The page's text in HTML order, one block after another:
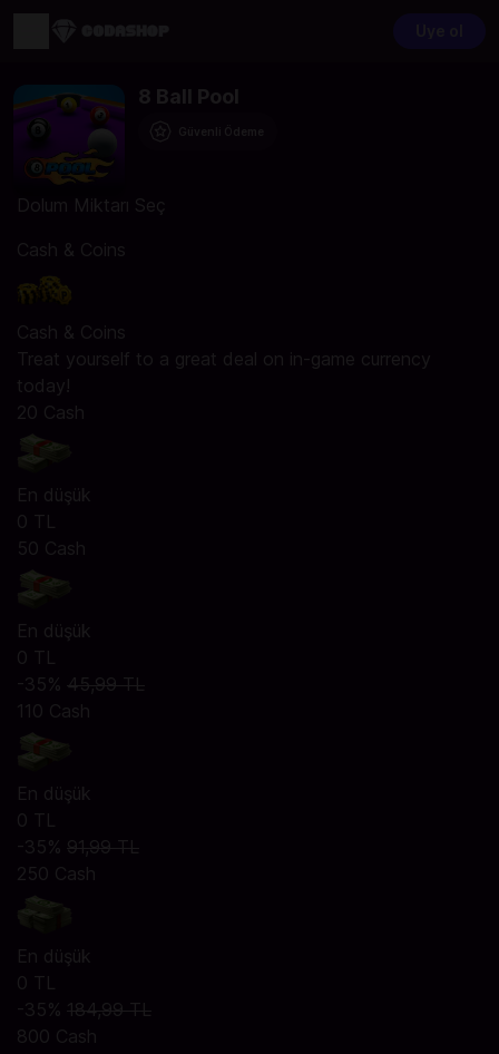
8 Ball Pool
Dolum Miktarı Seç
Cash & Coins
Cash & Coins
Treat yourself to a great deal on in-game currency
today!
20 Cash
En düşük
0 TL
50 Cash
En düşük
0 TL
-35% 45,99 TL
110 Cash
En düşük
0 TL
-35% 91,99 TL
250 Cash
En düşük
0 TL
-35% 184,99 TL
800 Cash